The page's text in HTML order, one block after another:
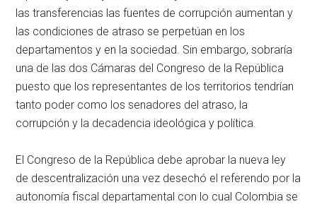
las transferencias las fuentes de corrupción aumentan y
las condiciones de atraso se perpetúan en los
departamentos y en la sociedad. Sin embargo, sobraría
una de las dos Cámaras del Congreso de la República
puesto que los representantes de los territorios tendrían
tanto poder como los senadores del atraso, la
corrupción y la decadencia ideológica y política.
El Congreso de la República debe aprobar la nueva ley
de descentralización una vez desechó el referendo por la
autonomía fiscal departamental con lo cual Colombia se